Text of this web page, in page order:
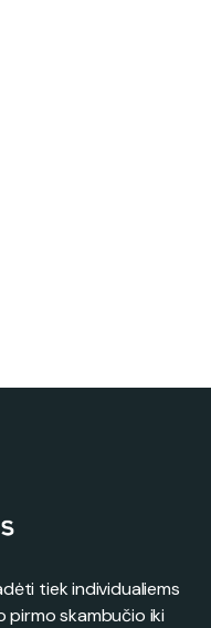
tiek individualiems
pirmo skambučio iki